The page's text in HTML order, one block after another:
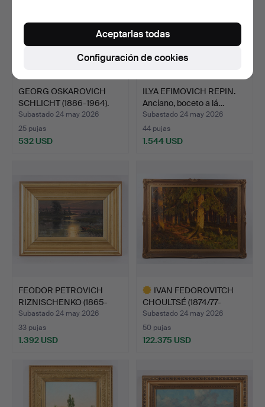
GEORG OSKAROVICH
SCHLICHT (1886-1964).
Obr…
Subastado 24 may 2026
25 pujas
532 USD
ILYA EFIMOVICH REPIN.
Anciano, boceto a lá…
Subastado 24 may 2026
44 pujas
1.544 USD
FEODOR PETROVICH
RIZNISCHENKO (1865-
1922).…
Subastado 24 may 2026
33 pujas
1.392 USD
IVAN FEDOROVITCH
CHOULTSÉ (1874/77-
C.1937)…
Subastado 24 may 2026
50 pujas
122.375 USD
Configuración de cookies
Aceptarlas todas